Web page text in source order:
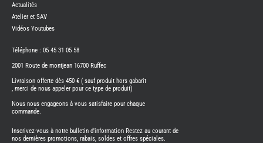
CAMPING-
ITINEO
CAMPING-
OCCASION
CARADO
NEUFS
Actualités
Atelier et SAV
Vidéos Youtubes
Téléphone : 05 45 31 05 58
2001 Route de montjean 16700 Ruffec
Livraison offerte dès 450 € ( sauf produit hors gabarit
, merci de nous appeler pour ce type de produit)
Nous nous engageons à vous satisfaire pour chaque
commande.
Inscrivez-vous à notre bulletin d'information Restez au courant de
nos dernières promotions, rabais, soldes et offres spéciales.